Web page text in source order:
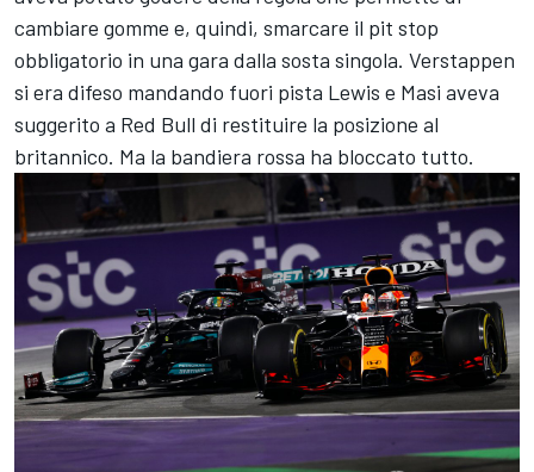
cambiare gomme e, quindi, smarcare il pit stop
obbligatorio in una gara dalla sosta singola. Verstappen
si era difeso mandando fuori pista Lewis e Masi aveva
suggerito a Red Bull di restituire la posizione al
britannico. Ma la bandiera rossa ha bloccato tutto.